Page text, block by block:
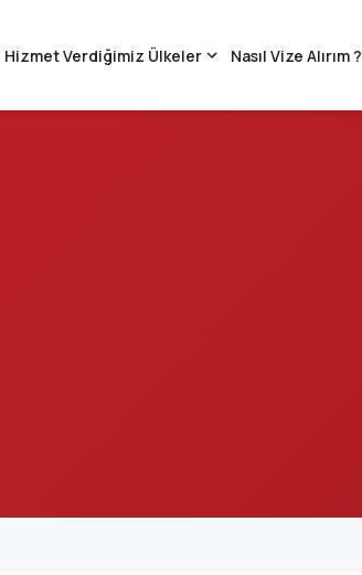
Hizmet Verdiğimiz Ülkeler Nasıl Vize Alırım ?